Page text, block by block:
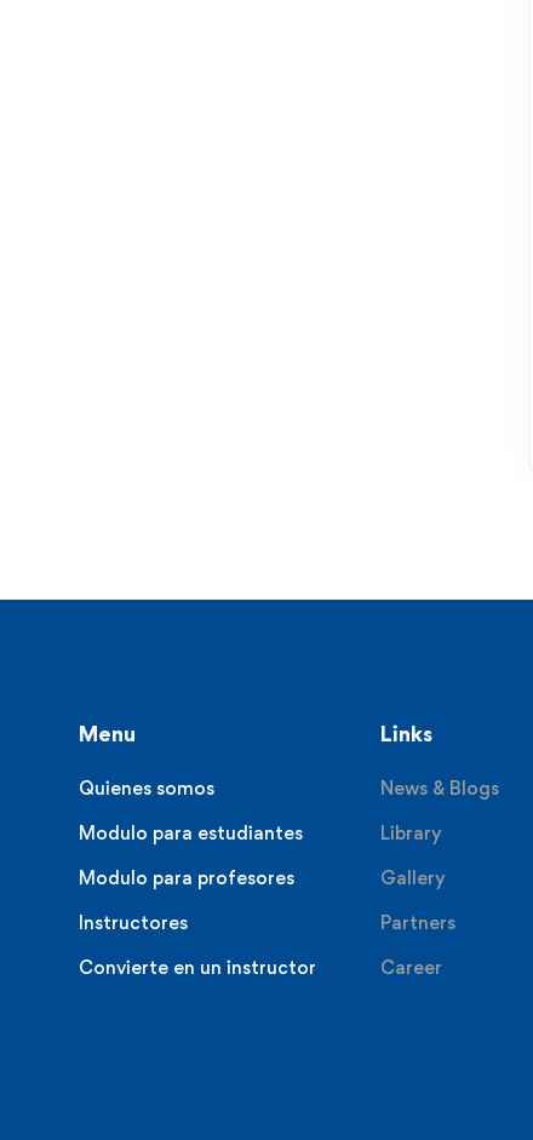
Menu
Quienes somos
Modulo para estudiantes
Modulo para profesores
Instructores
Convierte en un instructor
Links
News & Blogs
Library
Gallery
Partners
Career